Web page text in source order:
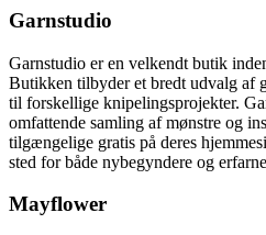
Garnstudio
Garnstudio er en velkendt butik
Butikken tilbyder et bredt udvalg af
til forskellige knipelingsprojekter.
omfattende samling af mønstre og
tilgængelige gratis på deres
sted for både nybegyndere og
Mayflower